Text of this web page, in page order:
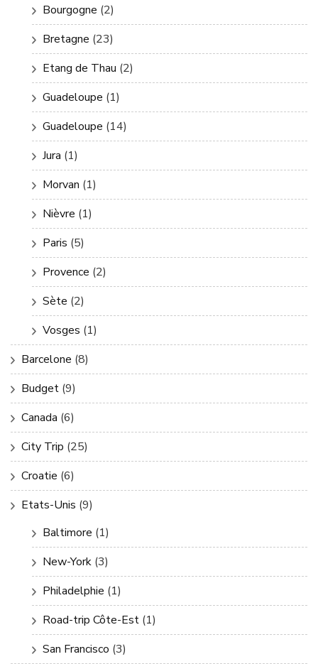
Bourgogne (2)
Bretagne (23)
Etang de Thau (2)
Guadeloupe (1)
Guadeloupe (14)
Jura (1)
Morvan (1)
Nièvre (1)
Paris (5)
Provence (2)
Sète (2)
Vosges (1)
Barcelone (8)
Budget (9)
Canada (6)
City Trip (25)
Croatie (6)
Etats-Unis (9)
Baltimore (1)
New-York (3)
Philadelphie (1)
Road-trip Côte-Est (1)
San Francisco (3)